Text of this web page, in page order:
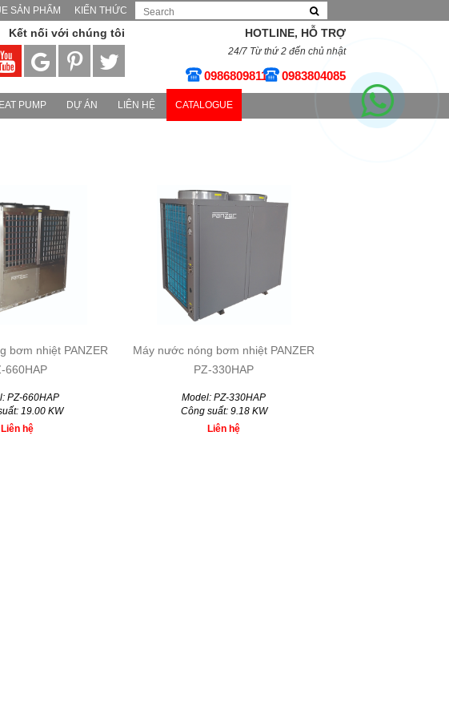
SẢN PHẨM KIẾN THỨC
Kết nối với chúng tôi HOTLINE, HỖ TRỢ
24/7 Từ thứ 2 đến chủ nhật
0986809811 0983804085
PUMP DỰ ÁN LIÊN HỆ CATALOGUE
bơm nhiệt PANZER
660HAP
PZ-660HAP
19.00 KW
Liên hệ
Máy nước nóng bơm nhiệt PANZER
PZ-330HAP
Model: PZ-330HAP
Công suất: 9.18 KW
Liên hệ